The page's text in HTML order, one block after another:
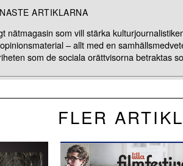
ARTIKLARNA
nätmagasin som vill stärka
– allt med en
som de sociala orättvisorna betraktas
FLER